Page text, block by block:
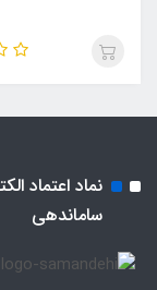
نماد اعتماد
ساماندهی